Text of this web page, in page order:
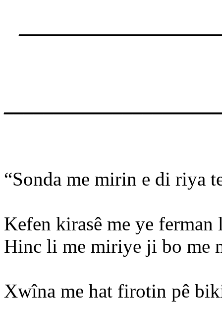
“Sonda me mirin e di riya
Kefen kirasê me ye
Hinc li me miriye ji bo me
Xwîna me hat firotin pê